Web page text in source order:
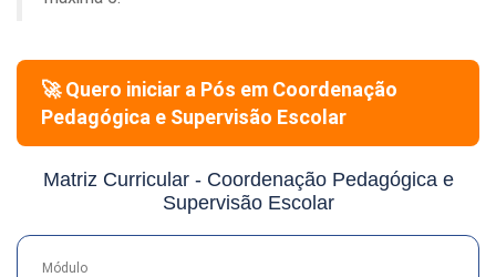
🚀 Quero iniciar a Pós em Coordenação
Pedagógica e Supervisão Escolar
Matriz Curricular - Coordenação Pedagógica e
Supervisão Escolar
Módulo